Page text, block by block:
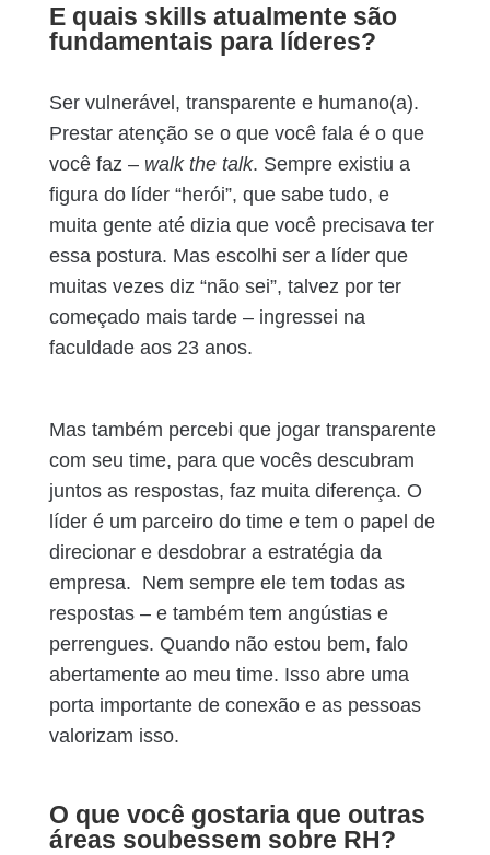
E quais skills atualmente são
fundamentais para líderes?
Ser vulnerável, transparente e humano(a).
Prestar atenção se o que você fala é o que
você faz – walk the talk. Sempre existiu a
figura do líder “herói”, que sabe tudo, e
muita gente até dizia que você precisava ter
essa postura. Mas escolhi ser a líder que
muitas vezes diz “não sei”, talvez por ter
começado mais tarde – ingressei na
faculdade aos 23 anos.
Mas também percebi que jogar transparente
com seu time, para que vocês descubram
juntos as respostas, faz muita diferença. O
líder é um parceiro do time e tem o papel de
direcionar e desdobrar a estratégia da
empresa. Nem sempre ele tem todas as
respostas – e também tem angústias e
perrengues. Quando não estou bem, falo
abertamente ao meu time. Isso abre uma
porta importante de conexão e as pessoas
valorizam isso.
O que você gostaria que outras
áreas soubessem sobre RH?